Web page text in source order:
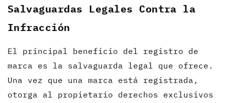
Salvaguardas Legales Contra la
Infracción
El principal beneficio del registro de
marca es la salvaguarda legal que ofrece.
Una vez que una marca está registrada,
otorga al propietario derechos exclusivos